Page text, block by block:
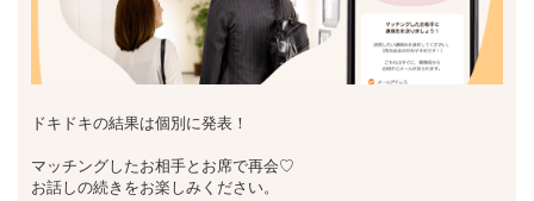
ドキドキの結果は個別に発表！
マッチングしたお相手とお席で再会♡
お話しの続きをお楽しみください。